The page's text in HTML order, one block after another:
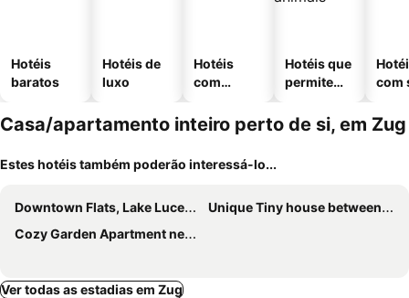
Hotéis
baratos
Hotéis de
luxo
Hotéis
com
Hotéis que
permitem
com
Casa/apartamento inteiro perto de si, em Zug
Estes hotéis também poderão interessá-lo...
Downtown Flats, Lake Lucerne
Unique Tiny house between Mnt Rigi and Lake Lucerne
Cozy Garden Apartment near Zurich & Lake
Ver todas as estadias em Zug